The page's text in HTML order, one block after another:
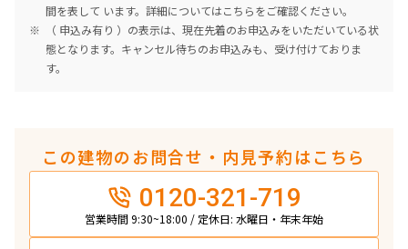
間を表して います。詳細についてはこちらをご確認ください。
（ 申込み有り ）の表示は、現在先着のお申込みをいただいている状
態となります。キャンセル待ちのお申込みも、受け付けておりま
す。
この建物のお問合せ・内見予約はこちら
0120-321-719
営業時間 9:30~18:00 / 定休日: 水曜日・年末年始